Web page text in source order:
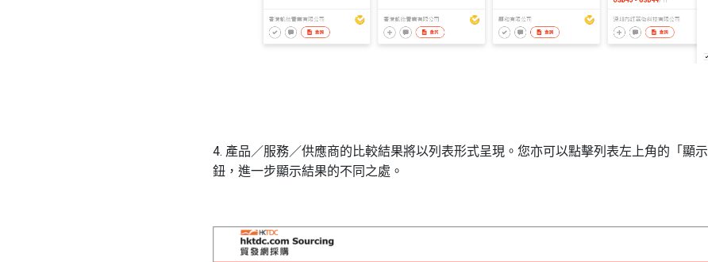
4. 產品／服務／供應商的比較結果將以列表形式呈現。您亦可以點擊列表左上角的「顯
鈕，進一步顯示結果的不同之處。